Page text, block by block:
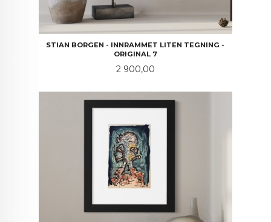
STIAN BORGEN - INNRAMMET LITEN TEGNING -
ORIGINAL 7
Pris
2 900,00